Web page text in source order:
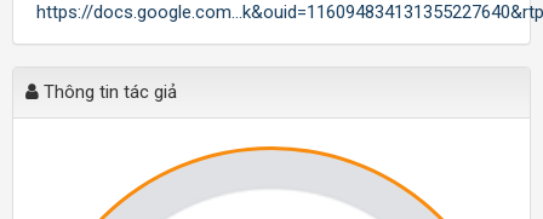
https://
Thông tin tác giả